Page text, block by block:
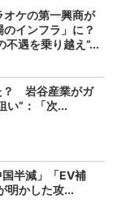
オケの第一興商が
のインフラ」に？
遇を乗り越え“...
？ 岩谷産業がガ
い”：「次...
半減」「EV補
明かした攻...